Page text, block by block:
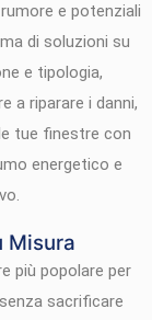
e potenziali
di soluzioni su
e tipologia,
a riparare i danni,
tue finestre con
energetico e
Misura
più popolare per
sacrificare